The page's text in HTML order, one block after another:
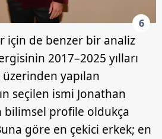
6
için de benzer bir analiz
2017–2025 yılları
yapılan
seçilen ismi Jonathan
bilimsel profile oldukça
göre en çekici erkek; en